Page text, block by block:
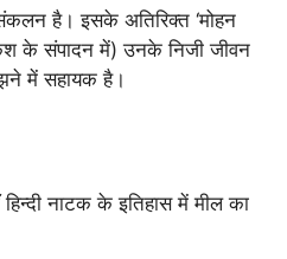
है। इसके अतिरिक्त ‘मोहन
के संपादन में) उनके निजी जीवन
में सहायक है।
नाटक के इतिहास में मील का